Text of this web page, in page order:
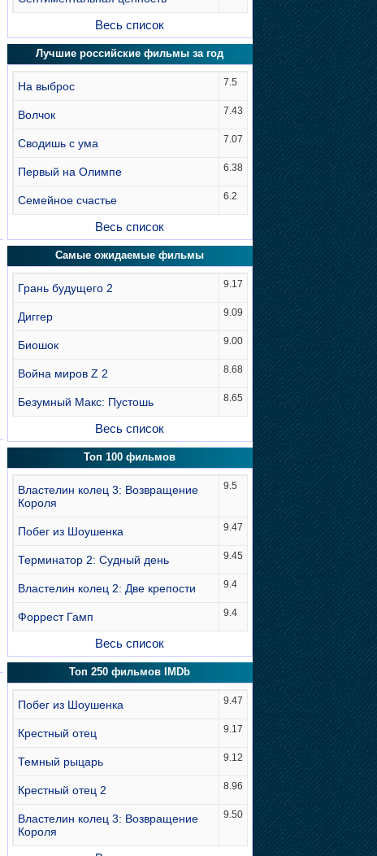
Весь список
Лучшие российские фильмы за год
На выброс 7.5
Волчок 7.43
Сводишь с ума 7.07
Первый на Олимпе 6.38
Семейное счастье 6.2
Весь список
Самые ожидаемые фильмы
Грань будущего 2 9.17
Диггер 9.09
Биошок 9.00
Война миров Z 2 8.68
Безумный Макс: Пустошь 8.65
Весь список
Топ 100 фильмов
Властелин колец 3: Возвращение
Короля
9.5
Побег из Шоушенка 9.47
Терминатор 2: Судный день 9.45
Властелин колец 2: Две крепости 9.4
Форрест Гамп 9.4
Весь список
Топ 250 фильмов IMDb
Побег из Шоушенка 9.47
Крестный отец 9.17
Темный рыцарь 9.12
Крестный отец 2 8.96
Властелин колец 3: Возвращение
Короля
9.50